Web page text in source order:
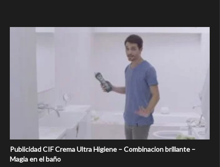
Publicidad CIF Crema Ultra Higiene – Combinacion brillante –
Magia en el baño